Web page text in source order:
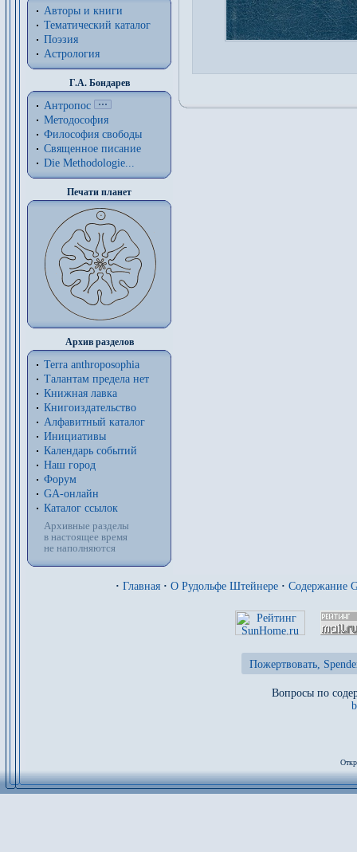
Авторы и книги
Тематический каталог
Поэзия
Астрология
Г.А. Бондарев
Антропос
Методософия
Философия cвободы
Священное писание
Die Methodologie...
Печати планет
Архив разделов
Terra anthroposophia
Талантам предела нет
Книжная лавка
Книгоиздательство
Алфавитный каталог
Инициативы
Календарь событий
Наш город
Форум
GA-онлайн
Каталог ссылок
Архивные разделы
в настоящее время
не наполняются
· Главная · О Рудольфе Штейнере · Содержание
Пожертвовать,
Вопросы по